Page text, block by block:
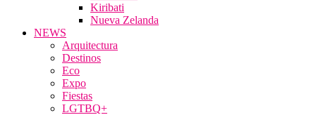
Kiribati
Nueva Zelanda
NEWS
Arquitectura
Destinos
Eco
Expo
Fiestas
LGTBQ+